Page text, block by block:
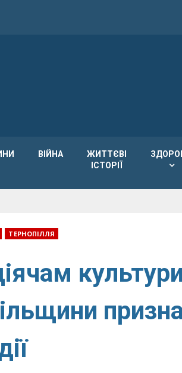
ВІЙНА
ЖИТТЄВІ
ІСТОРІЇ
ТЕРНОПІЛЛЯ